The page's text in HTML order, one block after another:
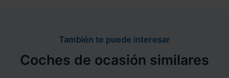
También te puede interesar
Coches de ocasión similares